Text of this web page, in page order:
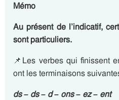
Mémo
Au présent de l’indicatif,
sont particuliers.
📌Les verbes qui finissent
ont les terminaisons
ds – ds – d – ons – ez – ent